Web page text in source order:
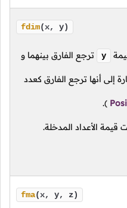
fdim(x, y)
y ترجع الفارق بينهما و
إلى أنها ترجع الفارق كعدد
).
الأعداد المدخلة.
fma(x, y, z)